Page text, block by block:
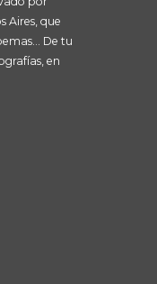
Aires, que
De tu
en